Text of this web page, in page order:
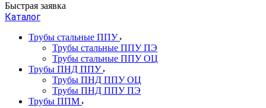
Быстрая заявка
Каталог
Трубы стальные ППУ
Трубы стальные ППУ ПЭ
Трубы стальные ППУ ОЦ
Трубы ПНД ППУ
Трубы ПНД ППУ ОЦ
Трубы ПНД ППУ ПЭ
Трубы ППМ